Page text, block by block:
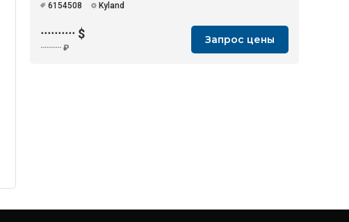
6154508 Kyland
·········· $
·········· ₽
Запрос цены